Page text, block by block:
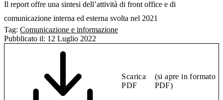
Il report offre una sintesi dell’attività di front office e di
comunicazione interna ed esterna svolta nel 2021
Tag: Comunicazione e informazione
Pubblicato il: 12 Luglio 2022
Scarica
PDF
(si apre in formato
PDF)